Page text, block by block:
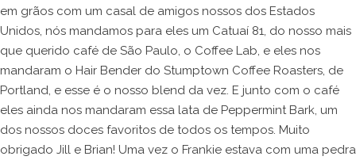
em grãos com um casal de amigos nossos dos Estados
Unidos, nós mandamos para eles um Catuaí 81, do nosso mais
que querido café de São Paulo, o Coffee Lab, e eles nos
mandaram o Hair Bender do Stumptown Coffee Roasters, de
Portland, e esse é o nosso blend da vez. E junto com o café
eles ainda nos mandaram essa lata de Peppermint Bark, um
dos nossos doces favoritos de todos os tempos. Muito
obrigado Jill e Brian! Uma vez o Frankie estava com uma pedra